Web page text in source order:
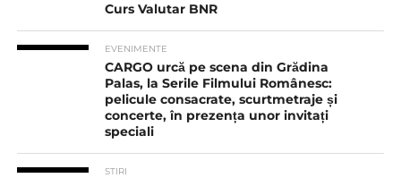
Curs Valutar BNR
EVENIMENTE
CARGO urcă pe scena din Grădina
Palas, la Serile Filmului Românesc:
pelicule consacrate, scurtmetraje și
concerte, în prezența unor invitați
speciali
STIRI